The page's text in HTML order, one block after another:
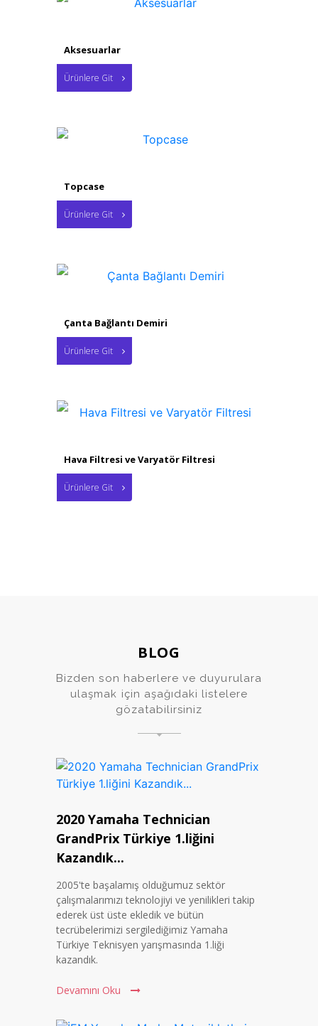
Aksesuarlar
Ürünlere Git
Topcase
Ürünlere Git
Çanta Bağlantı Demiri
Ürünlere Git
Hava Filtresi ve Varyatör Filtresi
Ürünlere Git
BLOG
Bizden son haberlere ve duyurulara
ulaşmak için aşağıdaki listelere
gözatabilirsiniz
2020 Yamaha Technician
GrandPrix Türkiye 1.liğini
Kazandık...
2005'te başalamış olduğumuz sektör
çalışmalarımızı teknolojiyi ve yenilikleri takip
ederek üst üste ekledik ve bütün
tecrübelerimizi sergilediğimiz Yamaha
Türkiye Teknisyen yarışmasında 1.liği
kazandık.
Devamını Oku